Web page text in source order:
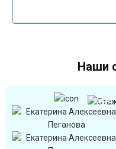
Наши
Стаж
19